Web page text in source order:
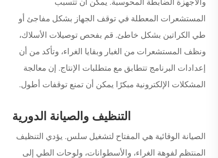
المستشعرات المعطلة في توقف الجهاز بشكل مفاجئ أو
طي الكراتين بشكل خاطئ. قم بفحص توصيلات الأسلاك،
ونظف المستشعرات من الغبار وبقايا الغراء، وتأكد من أن
إعدادات البرنامج تتطابق مع متطلبات الإنتاج. إن معالجة
المشكلات الإلكترونية مبكرًا يمكن أن تمنع توقفات أطول.
التنظيف والصيانة الدورية
الصيانة الوقائية هي المفتاح لتشغيل سلس. يؤدي التنظيف
المنتظم لفوهة الغراء، والأسطوانات، ولوحات الطي إلى